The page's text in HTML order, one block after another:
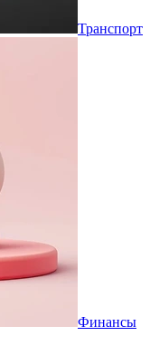
Транспорт
Финансы